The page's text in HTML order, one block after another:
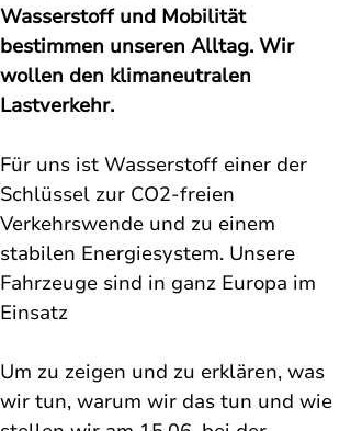
Wasserstoff und Mobilität
bestimmen unseren Alltag. Wir
wollen den klimaneutralen
Lastverkehr.
Für uns ist Wasserstoff einer der
Schlüssel zur CO2-freien
Verkehrswende und zu einem
stabilen Energiesystem. Unsere
Fahrzeuge sind in ganz Europa im
Einsatz
Um zu zeigen und zu erklären, was
wir tun, warum wir das tun und wie